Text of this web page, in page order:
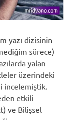
yazı dizisinin
sürece)
yalan
üzerindeki
incelemiştik.
etkili
ve Bilişsel